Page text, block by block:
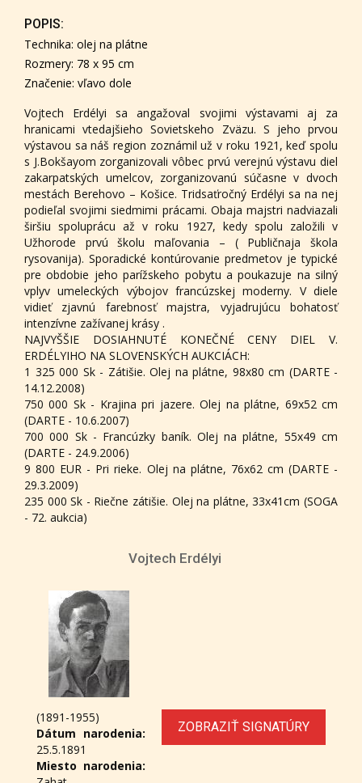
POPIS:
Technika: olej na plátne
Rozmery: 78 x 95 cm
Značenie: vľavo dole
Vojtech Erdélyi sa angažoval svojimi výstavami aj za
hranicami vtedajšieho Sovietskeho Zväzu. S jeho prvou
výstavou sa náš region zoznámil už v roku 1921, keď spolu
s J.Bokšayom zorganizovali vôbec prvú verejnú výstavu diel
zakarpatských umelcov, zorganizovanú súčasne v dvoch
mestách Berehovo – Košice. Tridsaťročný Erdélyi sa na nej
podieľal svojimi siedmimi prácami. Obaja majstri nadviazali
širšiu spoluprácu až v roku 1927, kedy spolu založili v
Užhorode prvú školu maľovania – ( Publičnaja škola
rysovanija). Sporadické kontúrovanie predmetov je typické
pre obdobie jeho parížskeho pobytu a poukazuje na silný
vplyv umeleckých výbojov francúzskej moderny. V diele
vidieť zjavnú farebnosť majstra, vyjadrujúcu bohatosť
intenzívne zažívanej krásy .
NAJVYŠŠIE DOSIAHNUTÉ KONEČNÉ CENY DIEL V.
ERDÉLYIHO NA SLOVENSKÝCH AUKCIÁCH:
1 325 000 Sk - Zátišie. Olej na plátne, 98x80 cm (DARTE -
14.12.2008)
750 000 Sk - Krajina pri jazere. Olej na plátne, 69x52 cm
(DARTE - 10.6.2007)
700 000 Sk - Francúzky baník. Olej na plátne, 55x49 cm
(DARTE - 24.9.2006)
9 800 EUR - Pri rieke. Olej na plátne, 76x62 cm (DARTE -
29.3.2009)
235 000 Sk - Riečne zátišie. Olej na plátne, 33x41cm (SOGA
- 72. aukcia)
Vojtech Erdélyi
ZOBRAZIŤ SIGNATÚRY
(1891-1955)
Dátum narodenia:
25.5.1891
Miesto narodenia: